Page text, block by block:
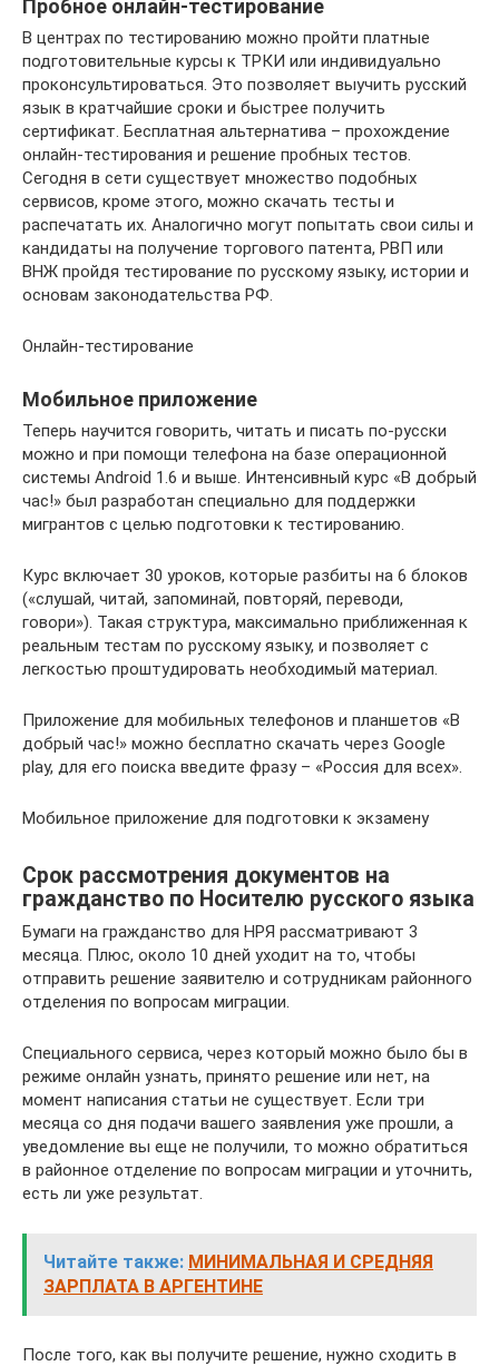
Пробное онлайн-тестирование
В центрах по тестированию можно пройти платные
подготовительные курсы к ТРКИ или индивидуально
проконсультироваться. Это позволяет выучить русский
язык в кратчайшие сроки и быстрее получить
сертификат. Бесплатная альтернатива – прохождение
онлайн-тестирования и решение пробных тестов.
Сегодня в сети существует множество подобных
сервисов, кроме этого, можно скачать тесты и
распечатать их. Аналогично могут попытать свои силы и
кандидаты на получение торгового патента, РВП или
ВНЖ пройдя тестирование по русскому языку, истории и
основам законодательства РФ.
Онлайн-тестирование
Мобильное приложение
Теперь научится говорить, читать и писать по-русски
можно и при помощи телефона на базе операционной
системы Android 1.6 и выше. Интенсивный курс «В добрый
час!» был разработан специально для поддержки
мигрантов с целью подготовки к тестированию.
Курс включает 30 уроков, которые разбиты на 6 блоков
(«слушай, читай, запоминай, повторяй, переводи,
говори»). Такая структура, максимально приближенная к
реальным тестам по русскому языку, и позволяет с
легкостью проштудировать необходимый материал.
Приложение для мобильных телефонов и планшетов «В
добрый час!» можно бесплатно скачать через Google
play, для его поиска введите фразу – «Россия для всех».
Мобильное приложение для подготовки к экзамену
Срок рассмотрения документов на
гражданство по Носителю русского языка
Бумаги на гражданство для НРЯ рассматривают 3
месяца. Плюс, около 10 дней уходит на то, чтобы
отправить решение заявителю и сотрудникам районного
отделения по вопросам миграции.
Специального сервиса, через который можно было бы в
режиме онлайн узнать, принято решение или нет, на
момент написания статьи не существует. Если три
месяца со дня подачи вашего заявления уже прошли, а
уведомление вы еще не получили, то можно обратиться
в районное отделение по вопросам миграции и уточнить,
есть ли уже результат.
Читайте также: МИНИМАЛЬНАЯ И СРЕДНЯЯ
ЗАРПЛАТА В АРГЕНТИНЕ
После того, как вы получите решение, нужно сходить в